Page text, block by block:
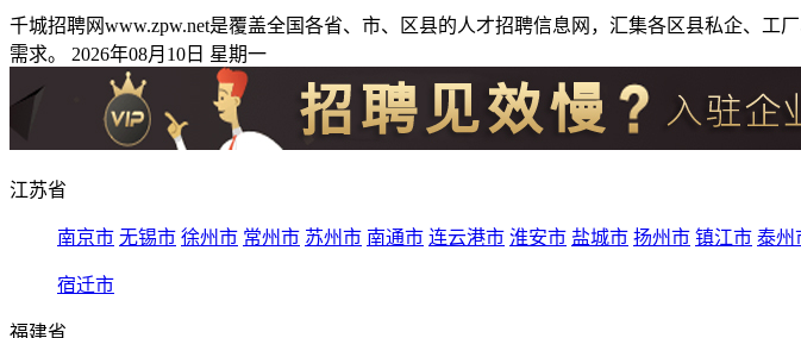
千城招聘网www.zpw.net是覆盖全国各省、市、区县的人才招聘信息网，汇集各区县私企、
需求。 2026年08月10日 星期一
江苏省
南京市 无锡市 徐州市 常州市 苏州市 南通市 连云港市 淮安市 盐城市 扬州市 镇江市 泰州
宿迁市
福建省